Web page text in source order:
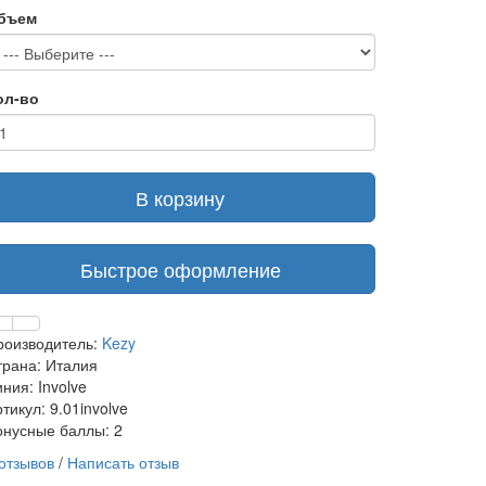
во
В корзину
Быстрое оформление
Kezy
Италия
Involve
9.01involve
баллы: 2
/ Написать отзыв